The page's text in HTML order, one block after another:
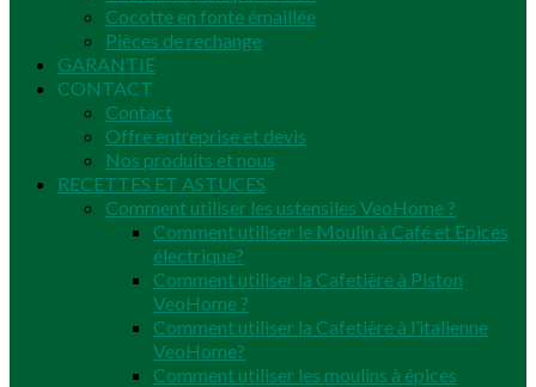
Cocotte en fonte émaillée
Pièces de rechange
GARANTIE
CONTACT
Contact
Offre entreprise et devis
Nos produits et nous
RECETTES ET ASTUCES
Comment utiliser les ustensiles VeoHome ?
Comment utiliser le Moulin à Café et Epices
électrique?
Comment utiliser la Cafetière à Piston
VeoHome ?
Comment utiliser la Cafetière à l’italienne
VeoHome?
Comment utiliser les moulins à épices